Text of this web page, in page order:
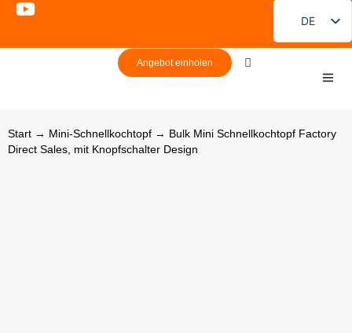
DE
EN
Angebot einholen
Start → Mini-Schnellkochtopf → Bulk Mini Schnellkochtopf Factory
Direct Sales, mit Knopfschalter Design